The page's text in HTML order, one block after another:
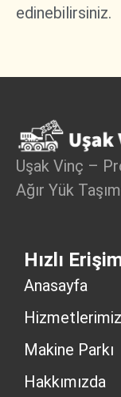
edinebilirsiniz.
Uşak Vinç –
Ağır Yük
Hızlı
Anasayfa
Hizmetlerimiz
Makine Parkı
Hakkımızda